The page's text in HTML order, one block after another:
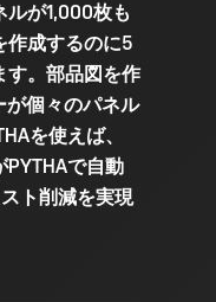
ルが1,000枚も
作成するのに5
す。部品図を作
が個々のパネル
を使えば、
で自動
ト削減を実現